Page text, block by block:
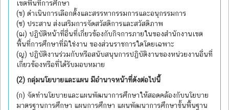
เขตพื้นที่การศึกษา
(ช) ดำเนินการเลือกตั้งและสรรหากรรมการและอนุกรรมการ
(ซ) ประสาน ส่งเสริมการจัดสวัสดิการและสวัสดิภาพ
(ฌ) ปฏิบัติหน้าที่อื่นที่เกี่ยวข้องกับกิจการภายในของสำนักงานเขต
พื้นที่การศึกษาที่มิใช่งาน ของส่วนราชการใดโดยเฉพาะ
(ญ) ปฏิบัติงานร่วมกับหรือสนับสนุนการปฏิบัติงานของหน่วยงานอื่นที่
เกี่ยวข้องหรือที่ได้รับมอบหมาย
(2) กลุ่มนโยบายและแผน มีอำนาจหน้าที่ดังต่อไปนี้
(ก) จัดทำนโยบายและแผนพัฒนาการศึกษาให้สอดคล้องกับนโยบาย
มาตรฐานการศึกษา แผนการศึกษา แผนพัฒนาการศึกษาขั้นพื้นฐาน